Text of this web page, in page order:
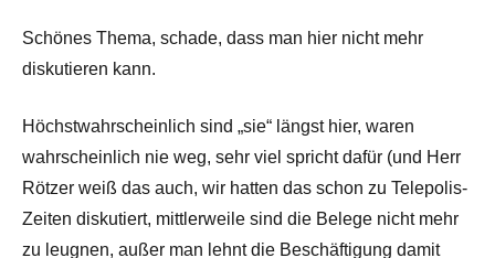
Schönes Thema, schade, dass man hier nicht mehr
diskutieren kann.
Höchstwahrscheinlich sind „sie“ längst hier, waren
wahrscheinlich nie weg, sehr viel spricht dafür (und Herr
Rötzer weiß das auch, wir hatten das schon zu Telepolis-
Zeiten diskutiert, mittlerweile sind die Belege nicht mehr
zu leugnen, außer man lehnt die Beschäftigung damit